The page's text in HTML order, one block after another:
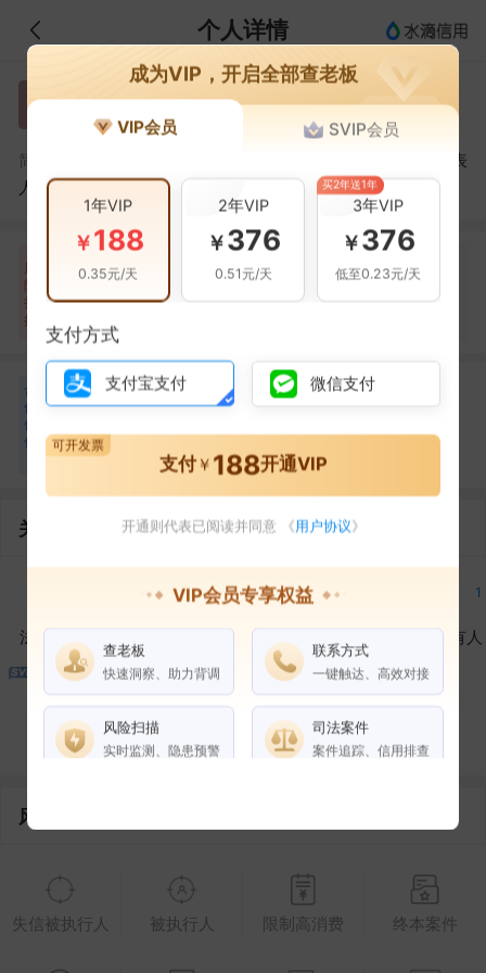
个人详情
席 席凤莲
简介：
席凤莲，哈尔滨四叶花开教育科技有限公司的法定代表
人
风
险
扫
描
暂无风险
合
作
伙
伴
刘 刘保全
合作1次
上海双威实业集团有限
公司
王 王延龙
长春市四叶花开教育信
息咨询有限公司
关联企业
法定代表人
1 1
作为受益所有人
控制企业
1
所属集团 合作伙伴
风险信息
失信被执行人 被执行人 限制高消费 终本案件
成为VIP，开启全部查老板
VIP会员 SVIP会员
1年VIP
￥188
0.35元/天
2年VIP
￥376
0.51元/天
3年VIP
￥376
低至0.23元/天
买2年送1年
支付方式
支付宝支付 微信支付
支付￥ 188开通VIP
可开发票
开通则代表已阅读并同意 《用户协议》
VIP会员专享权益
查老板
快速洞察、助力背调
联系方式
一键触达、高效对接
风险扫描
实时监测、隐患预警
司法案件
案件追踪、信用排查
权益说明 VIP会员 SVIP会员